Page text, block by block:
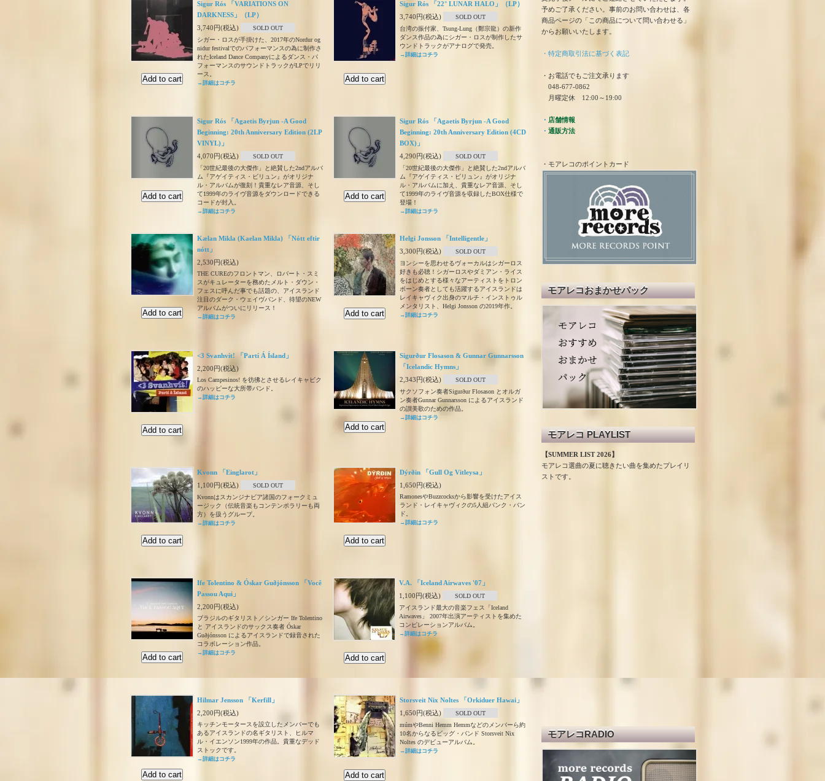
Sigur Rós 「VARIATIONS ON
DARKNESS」（LP）
3,740円(税込)
SOLD OUT
シガー・ロスが手掛けた、2017年のNordur og
nidur festivalでのパフォーマンスの為に制作さ
れたIceland Dance Companyによるダンス・パ
フォーマンスのサウンドトラックがLPでリリ
ース。
→詳細はコチラ
Sigur Rós 「22° LUNAR HALO」（LP）
3,740円(税込)
SOLD OUT
台湾の振付家、Tsung-Lung（鄭宗龍）の新作
ダンス作品の為にシガー・ロスが制作したサ
ウンドトラックがアナログで発売。
→詳細はコチラ
Sigur Rós 「Agaetis Byrjun -A Good
Beginning: 20th Anniversary Edition (2LP
VINYL)」
4,070円(税込)
SOLD OUT
「20世紀最後の大傑作」と絶賛した2ndアルバ
ム『アゲイティス・ビリュン』がオリジナ
ル・アルバムが復刻！貴重なレア音源、そし
て1999年のライヴ音源をダウンロードできる
コードが封入。
→詳細はコチラ
Sigur Rós 「Agaetis Byrjun -A Good
Beginning: 20th Anniversary Edition (4CD
BOX)」
4,290円(税込)
SOLD OUT
「20世紀最後の大傑作」と絶賛した2ndアルバ
ム『アゲイティス・ビリュン』がオリジナ
ル・アルバムに加え、貴重なレア音源、そし
て1999年のライヴ音源を収録したBOX仕様で
登場！
→詳細はコチラ
Kælan Mikla (Kaelan Mikla) 「Nótt eftir
nótt」
2,530円(税込)
THE CUREのフロントマン、ロバート・スミ
スがキュレーターを務めたメルト・ダウン・
フェスに呼んだ事でも話題の、アイスランド
注目のダーク・ウェイヴバンド、待望のNEW
アルバムがついにリリース！
→詳細はコチラ
Helgi Jonsson 「Intelligentle」
3,300円(税込)
SOLD OUT
ヨンシーを思わせるヴォーカルはシガーロス
好きも必聴！シガーロスやダミアン・ライス
をはじめとする様々なアーティストをトロン
ボーン奏者としても活躍するアイスランドは
レイキャヴィク出身のマルチ・インストゥル
メンタリスト、Helgi Jonsson の2019年作。
→詳細はコチラ
<3 Svanhvít! 「Partí Á Ísland」
2,200円(税込)
Los Campesinos! を彷彿とさせるレイキャビク
のハッピーな大所帯バンド。
→詳細はコチラ
Sigurður Flosason & Gunnar Gunnarsson
「Icelandic Hymns」
2,343円(税込)
SOLD OUT
サクソフォン奏者Sigurður Flosason とオルガ
ン奏者Gunnar Gunnarsson によるアイスランド
の讃美歌のための作品。
→詳細はコチラ
Kvonn 「Einglarot」
1,100円(税込)
SOLD OUT
Kvonnはスカンジナビア諸国のフォークミュ
ージック（伝統音楽もコンテンポラリーも両
方）を扱うグループ。
→詳細はコチラ
Dýrðin 「Gull Og Vitleysa」
1,650円(税込)
RamonesやBuzzcocksから影響を受けたアイス
ランド・レイキャヴィクの5人組パンク・バン
ド。
→詳細はコチラ
Ife Tolentino & Óskar Guðjónsson 「Você
Passou Aqui」
2,200円(税込)
ブラジルのギタリスト／シンガー Ife Tolentino
と アイスランドのサックス奏者 Óskar
Guðjónsson によるアイスランドで録音された
コラボレーション作品。
→詳細はコチラ
V.A. 「Iceland Airwaves '07」
1,100円(税込)
SOLD OUT
アイスランド最大の音楽フェス「Iceland
Airwaves」 2007年出演アーティストを集めた
コンピレーションアルバム。
→詳細はコチラ
Hilmar Jensson 「Kerfill」
2,200円(税込)
キッチンモータースを設立したメンバーでも
あるアイスランドの名ギタリスト、ヒルマ
ル・イエンソン1999年の作品。貴重なデッド
ストックです。
→詳細はコチラ
Storsveit Nix Noltes 「Orkiduer Hawai」
1,650円(税込)
SOLD OUT
múmやBenni Hemm Hemmなどのメンバーら約
10名からなるビッグ・バンド Storsveit Nix
Noltes のデビューアルバム。
→詳細はコチラ
予めご了承ください。事前のお問い合わせは、各
商品ページの「この商品について問い合わせる」
からお願いいたします。
・特定商取引法に基づく表記
・お電話でもご注文承ります
048-677-0862
月曜定休 12:00～19:00
・ 店舗情報
・ 通販方法
・モアレコのポイントカード
モアレコおまかせパック
モアレコ PLAYLIST
【SUMMER LIST 2026】
モアレコ選曲の夏に聴きたい曲を集めたプレイリ
ストです。
モアレコRADIO